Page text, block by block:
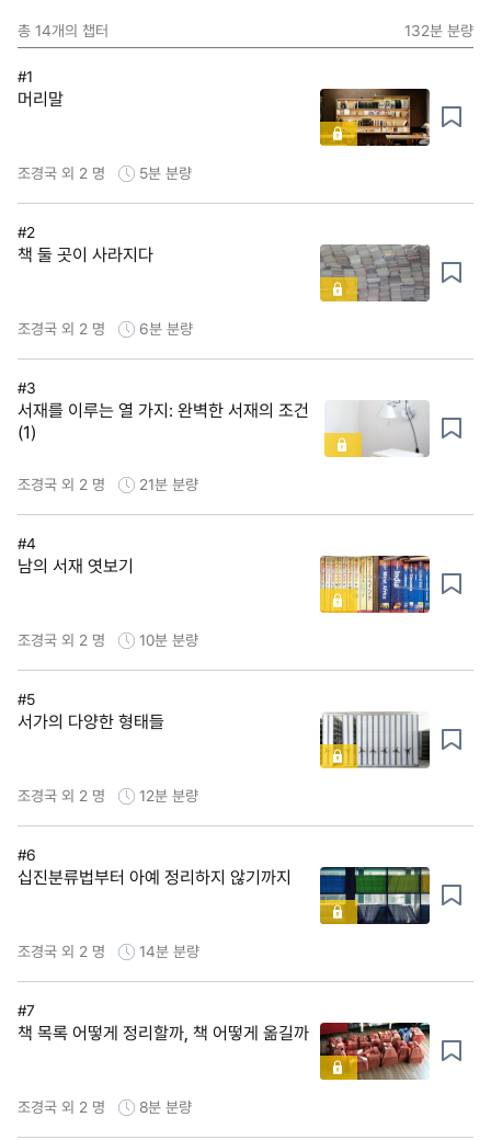
총 14개의 챕터 132분 분량
#1
머리말
조경국 외 2 명 5분 분량
#2
책 둘 곳이 사라지다
조경국 외 2 명 6분 분량
#3
서재를 이루는 열 가지: 완벽한 서재의 조건
(1)
조경국 외 2 명 21분 분량
#4
남의 서재 엿보기
조경국 외 2 명 10분 분량
#5
서가의 다양한 형태들
조경국 외 2 명 12분 분량
#6
십진분류법부터 아예 정리하지 않기까지
조경국 외 2 명 14분 분량
#7
책 목록 어떻게 정리할까, 책 어떻게 옮길까
조경국 외 2 명 8분 분량